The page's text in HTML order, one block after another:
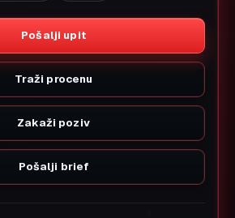
Pošalji upit
Traži procenu
Zakaži poziv
Pošalji brief